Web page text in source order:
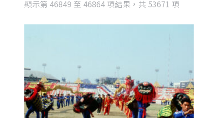
顯示第 46849 至 46864 項結果，共 53671 項
latest